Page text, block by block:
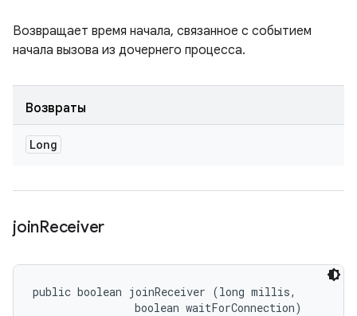
Возвращает время начала, связанное с событием
начала вызова из дочернего процесса.
Возвраты
Long
joinReceiver
public boolean joinReceiver (long millis,
                boolean waitForConnection)